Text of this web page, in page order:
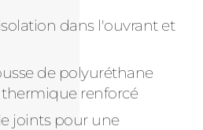
dans l'ouvrant et
de polyuréthane
renforcé
joints pour une